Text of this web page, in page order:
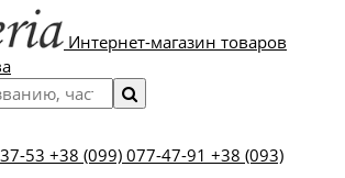
Интернет-магазин товаров
53 +38 (099) 077-47-91 +38 (093)